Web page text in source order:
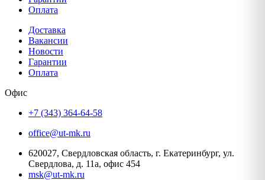
Оплата
Доставка
Вакансии
Новости
Гарантии
Оплата
Офис
+7 (343) 364-64-58
office@ut-mk.ru
620027, Свердловская область, г. Екатеринбург, ул.
Свердлова, д. 11а, офис 454
msk@ut-mk.ru